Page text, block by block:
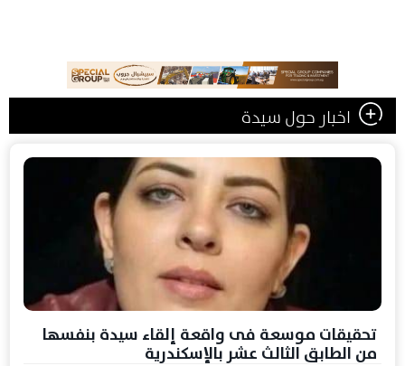
اخبار حول سيدة
تحقيقات موسعة فى واقعة إلقاء سيدة بنفسها
من الطابق الثالث عشر بالإسكندرية